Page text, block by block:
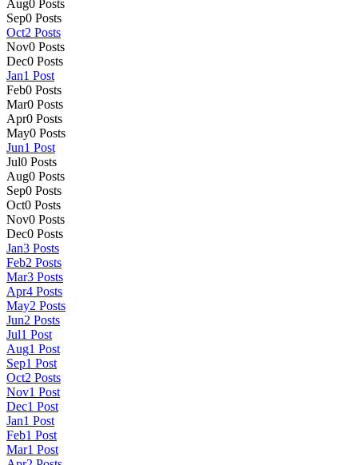
Aug0 Posts
Sep0 Posts
Oct2 Posts
Nov0 Posts
Dec0 Posts
Jan1 Post
Feb0 Posts
Mar0 Posts
Apr0 Posts
May0 Posts
Jun1 Post
Jul0 Posts
Aug0 Posts
Sep0 Posts
Oct0 Posts
Nov0 Posts
Dec0 Posts
Jan3 Posts
Feb2 Posts
Mar3 Posts
Apr4 Posts
May2 Posts
Jun2 Posts
Jul1 Post
Aug1 Post
Sep1 Post
Oct2 Posts
Nov1 Post
Dec1 Post
Jan1 Post
Feb1 Post
Mar1 Post